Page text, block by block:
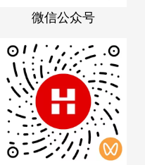
微信公众号